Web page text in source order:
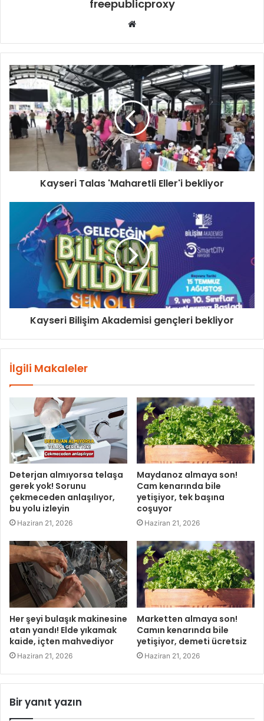
freepublicproxy
Web
Kayseri Talas 'Maharetli Eller'i bekliyor
Kayseri Bilişim Akademisi gençleri bekliyor
İlgili Makaleler
Deterjan almıyorsa telaşa
gerek yok! Sorunu
çekmeceden anlaşılıyor,
bu yolu izleyin
Haziran 21, 2026
Maydanoz almaya son!
Cam kenarında bile
yetişiyor, tek başına
coşuyor
Haziran 21, 2026
Her şeyi bulaşık makinesine
atan yandı! Elde yıkamak
kaide, içten mahvediyor
Haziran 21, 2026
Marketten almaya son!
Camın kenarında bile
yetişiyor, demeti ücretsiz
Haziran 21, 2026
Bir yanıt yazın